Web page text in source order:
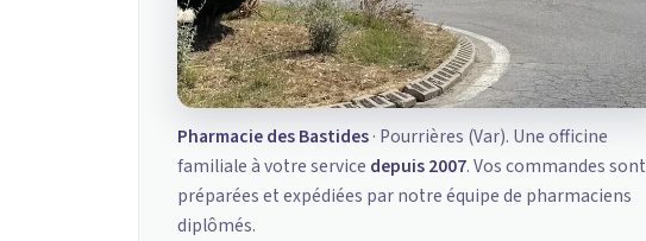
Pharmacie des Bastides· Pourrières (Var). Une officine
familiale à votre service depuis 2007. Vos commandes sont
préparées et expédiées par notre équipe de pharmaciens
diplômés.